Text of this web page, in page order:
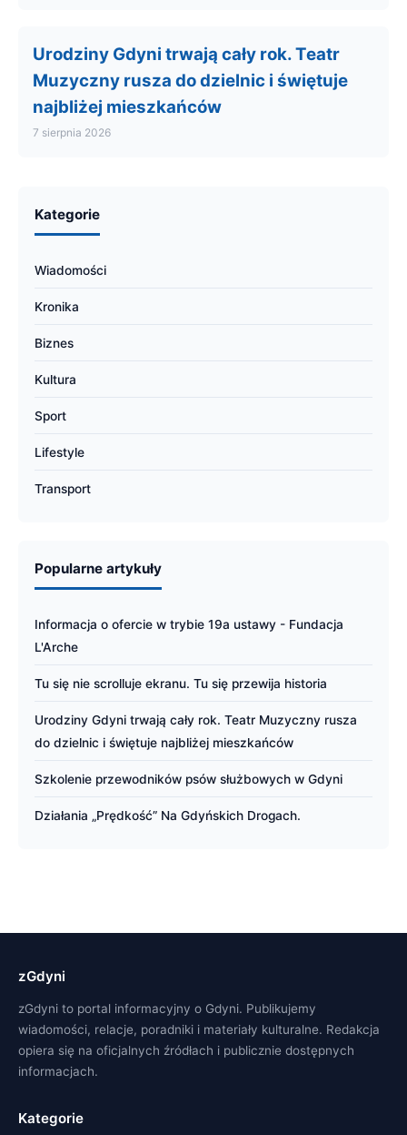
Urodziny Gdyni trwają cały rok. Teatr
Muzyczny rusza do dzielnic i świętuje
najbliżej mieszkańców
7 sierpnia 2026
Kategorie
Wiadomości
Kronika
Biznes
Kultura
Sport
Lifestyle
Transport
Popularne artykuły
Informacja o ofercie w trybie 19a ustawy - Fundacja
L'Arche
Tu się nie scrolluje ekranu. Tu się przewija historia
Urodziny Gdyni trwają cały rok. Teatr Muzyczny rusza
do dzielnic i świętuje najbliżej mieszkańców
Szkolenie przewodników psów służbowych w Gdyni
Działania „Prędkość” Na Gdyńskich Drogach.
zGdyni
zGdyni to portal informacyjny o Gdyni. Publikujemy
wiadomości, relacje, poradniki i materiały kulturalne. Redakcja
opiera się na oficjalnych źródłach i publicznie dostępnych
informacjach.
Kategorie